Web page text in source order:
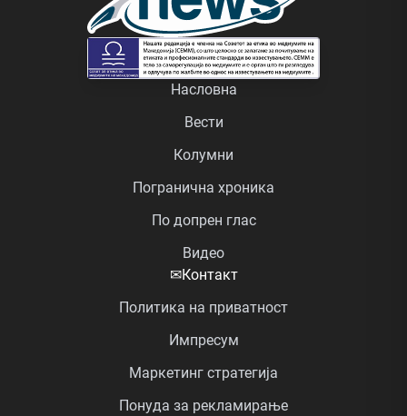
Насловна
Вести
Колумни
Погранична хроника
По допрен глас
Видео
✉Контакт
Политика на приватност
Импресум
Маркетинг стратегија
Понуда за рекламирање